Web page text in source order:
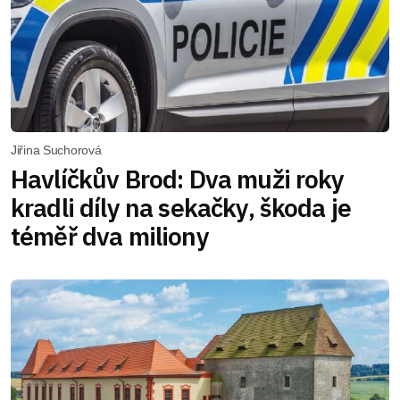
Jiřina Suchorová
Havlíčkův Brod: Dva muži roky
kradli díly na sekačky, škoda je
téměř dva miliony